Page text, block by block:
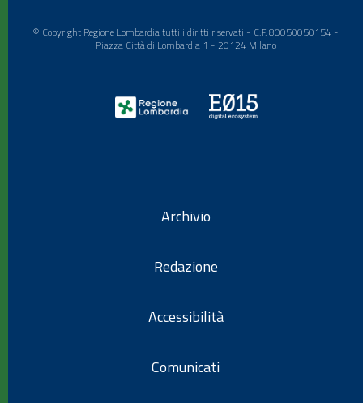
© Copyright Regione Lombardia tutti i diritti riservati - C.F. 80050050154 -
Piazza Città di Lombardia 1 - 20124 Milano
Archivio
Redazione
Accessibilità
Comunicati